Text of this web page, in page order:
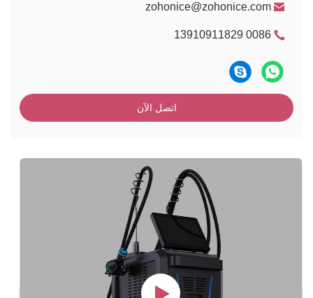
zohonice@zohonice.com
0086 13910911829
اتصل الآن